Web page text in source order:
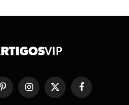
فیس
X